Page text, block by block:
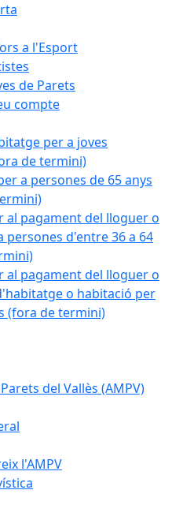
a l'Esport
de Parets
compte
per a joves
de termini)
a persones de 65 anys
al pagament del lloguer o
persones d'entre 36 a 64
al pagament del lloguer o
o habitació per
(fora de termini)
del Vallès (AMPV)
l'AMPV